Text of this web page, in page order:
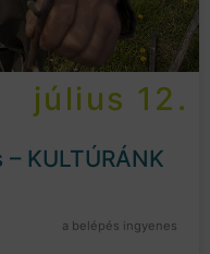
július 12.
KULTÚRÁNK
a belépés ingyenes